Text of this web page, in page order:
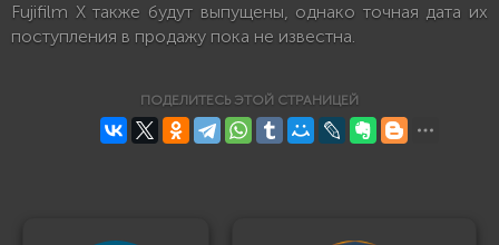
Fujifilm X также будут выпущены, однако точная дата их
поступления в продажу пока не известна.
ПОДЕЛИТЕСЬ ЭТОЙ СТРАНИЦЕЙ